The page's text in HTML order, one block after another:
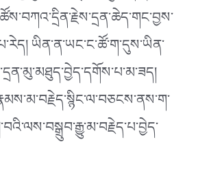
ཡིན་ན་ཡང་ང་ཚོ་ག་དུས་ཡིན་